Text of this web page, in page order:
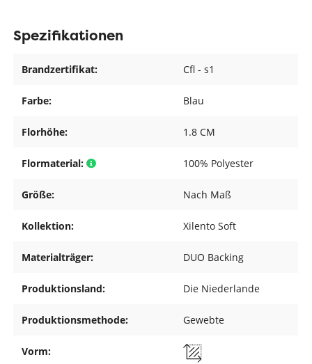
Spezifikationen
Brandzertifikat: Cfl - s1
Farbe: Blau
Florhöhe: 1.8 CM
Flormaterial: 100% Polyester
Größe: Nach Maß
Kollektion: Xilento Soft
Materialträger: DUO Backing
Produktionsland: Die Niederlande
Produktionsmethode: Gewebte
Vorm: